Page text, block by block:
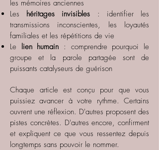
les mémoires anciennes
Les héritages invisibles : identifier les
transmissions inconscientes, les loyautés
familiales et les répétitions de vie
Le lien humain : comprendre pourquoi le
groupe et la parole partagée sont de
puissants catalyseurs de guérison
Chaque article est conçu pour que vous
puissiez avancer à votre rythme. Certains
ouvrent une réflexion. D'autres proposent des
pistes concrètes. D'autres encore, confirment
et expliquent ce que vous ressentez depuis
longtemps sans pouvoir le nommer.